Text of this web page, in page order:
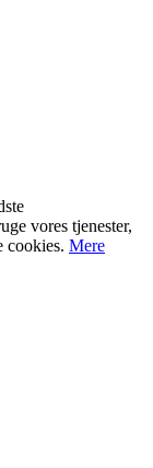
vores tjenester,
cookies. Mere